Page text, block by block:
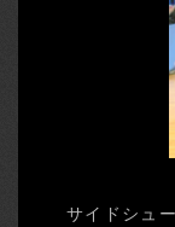
サイドシュ